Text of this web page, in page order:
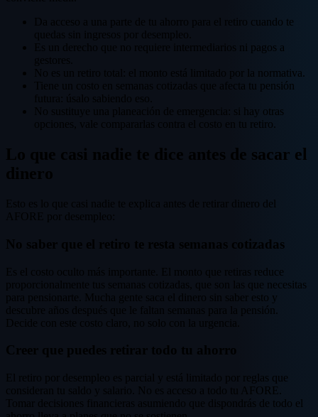
Da acceso a una parte de tu ahorro para el retiro cuando te
Es un derecho que no requiere intermediarios ni pagos a
No es un retiro total: el monto está limitado por la normativa.
Tiene un costo en semanas cotizadas que afecta tu pensión
No sustituye una planeación de emergencia: si hay otras
opciones, vale compararlas contra el costo en tu retiro.
Lo que casi nadie te dice antes de sacar el
Esto es lo que casi nadie te explica antes de retirar dinero del
No saber que el retiro te resta semanas cotizadas
Es el costo oculto más importante. El monto que retiras reduce
proporcionalmente tus semanas cotizadas, que son las que necesitas
para pensionarte. Mucha gente saca el dinero sin saber esto y
descubre años después que le faltan semanas para la pensión.
El retiro por desempleo es parcial y está limitado por reglas que
consideran tu saldo y salario. No es acceso a todo tu AFORE.
Tomar decisiones financieras asumiendo que dispondrás de todo el